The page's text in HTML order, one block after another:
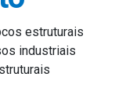
estruturais
industriais